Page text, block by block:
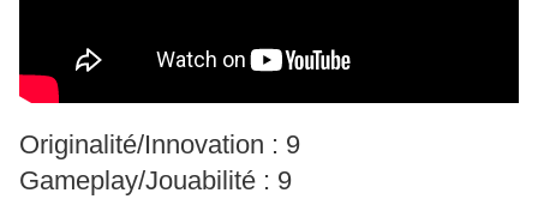
Originalité/Innovation : 9
Gameplay/Jouabilité : 9